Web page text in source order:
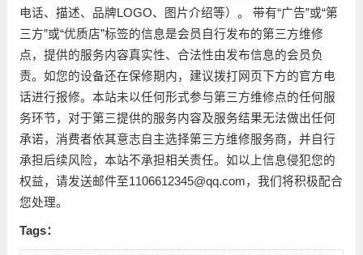
电话、描述、品牌LOGO、图片介绍等）。 带有“广告”或“第
三方”或“优质店”标签的信息是会员自行发布的第三方维修
点，提供的服务内容真实性、合法性由发布信息的会员负
责。如您的设备还在保修期内，建议拨打网页下方的官方电
话进行报修。本站未以任何形式参与第三方维修点的任何服
务环节，对于第三提供的服务内容及服务结果无法做出任何
承诺，消费者依其意志自主选择第三方维修服务商，并自行
承担后续风险，本站不承担相关责任。如以上信息侵犯您的
权益，请发送邮件至1106612345@qq.com，我们将积极配合
您处理。
Tags：